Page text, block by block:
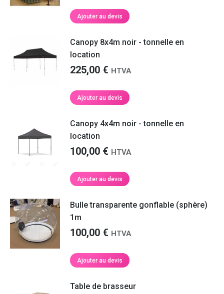
Ajouter au devis
Canopy 8x4m noir - tonnelle en
location
225,00 € HTVA
Ajouter au devis
Canopy 4x4m noir - tonnelle en
location
100,00 € HTVA
Ajouter au devis
Bulle transparente gonflable (sphère)
1m
100,00 € HTVA
Ajouter au devis
Table de brasseur